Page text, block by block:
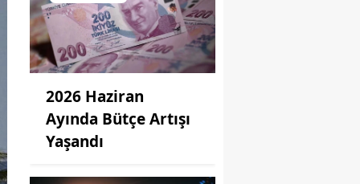
2026 Haziran
Ayında Bütçe Artışı
Yaşandı